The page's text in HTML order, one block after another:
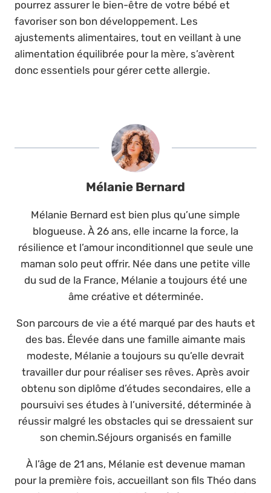
pourrez assurer le bien-être de votre bébé et
favoriser son bon développement. Les
ajustements alimentaires, tout en veillant à une
alimentation équilibrée pour la mère, s’avèrent
donc essentiels pour gérer cette allergie.
Mélanie Bernard
Mélanie Bernard est bien plus qu’une simple
blogueuse. À 26 ans, elle incarne la force, la
résilience et l’amour inconditionnel que seule une
maman solo peut offrir. Née dans une petite ville
du sud de la France, Mélanie a toujours été une
âme créative et déterminée.
Son parcours de vie a été marqué par des hauts et
des bas. Élevée dans une famille aimante mais
modeste, Mélanie a toujours su qu’elle devrait
travailler dur pour réaliser ses rêves. Après avoir
obtenu son diplôme d’études secondaires, elle a
poursuivi ses études à l’université, déterminée à
réussir malgré les obstacles qui se dressaient sur
son chemin.Séjours organisés en famille
À l’âge de 21 ans, Mélanie est devenue maman
pour la première fois, accueillant son fils Théo dans